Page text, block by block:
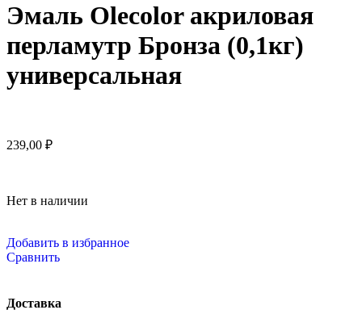
Эмаль Olecolor акриловая
перламутр Бронза (0,1кг)
универсальная
239,00 ₽
Нет в наличии
Добавить в избранное
Сравнить
Доставка